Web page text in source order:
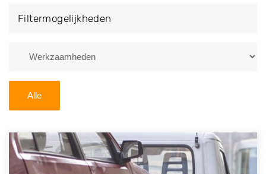
van Beugen en ontvang een vergoeding voor uw oude
Zoekt u liever naar een sloperij in een andere plaats of
U kunt er ook voor kiezen om direct uw sloopauto te
verkopen en op te laten halen door de Sloopauto
Ophaaldienst van Autosloperijen.nl. Wij kunnen uw
Filtermogelijkheden
Alle